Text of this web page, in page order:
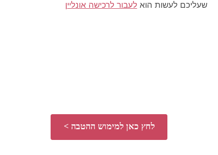
שעליכם לעשות הוא לעבור לרכישה אונליין
לחץ כאן למימוש ההטבה >